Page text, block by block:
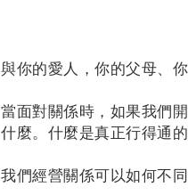
與你的愛人，你的父母、
當面對關係時，如果我們
什麼。什麼是真正行得通的
我們經營關係可以如何不